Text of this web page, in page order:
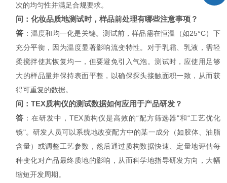
次的均匀性并满足合规要求。
问：化妆品质地测试时，样品前处理有哪些注意事项？
答 ：温度和均一化是关键。测试前，样品需在恒温（如25°C）下
充分平衡，因为温度显著影响流变特性。对于乳霜、乳液，需轻
柔搅拌使其恢复均一，但要避免引入气泡。测试时，应使用足够
大的样品量并保持表面平整，以确保探头接触面积一致，从而获
得可重复的数据。
问：TEX质构仪的测试数据如何应用于产品研发？
答 ：在研发中，TEX质构仪是高效的“配方筛选器"和“工艺优化
镜"。研发人员可以系统地改变配方中的某一成分（如胶体、油脂
含量）或调整工艺参数，然后通过质构数据快速、定量地评估每
种变化对产品最终质地的影响，从而科学地指导研发方向，大幅
缩短开发周期。